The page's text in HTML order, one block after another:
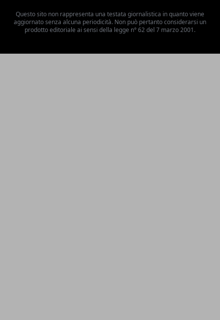
Questo sito non rappresenta una testata giornalistica in quanto viene
aggiornato senza alcuna periodicità. Non può pertanto considerarsi un
prodotto editoriale ai sensi della legge n° 62 del 7 marzo 2001.